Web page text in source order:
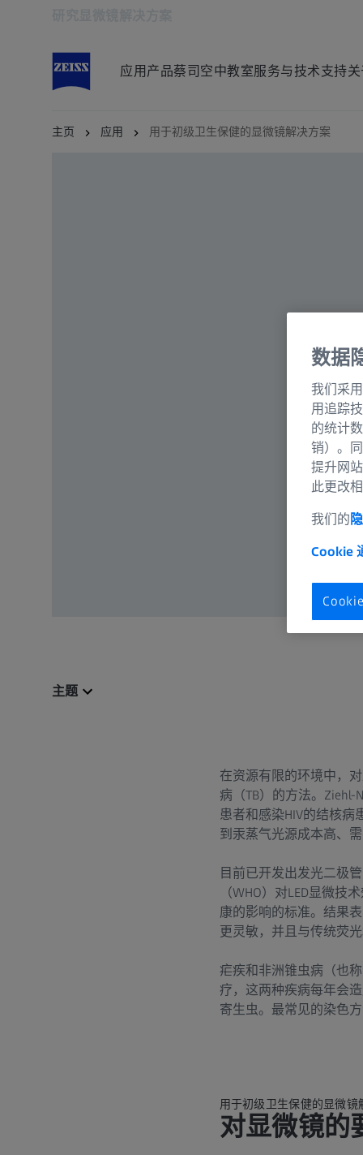
应用 产品蔡司空中教室服务与技术支持
主页 应用 用于初级卫生保健的显微镜解决方案
主题
在资源有限的环境中，
病（TB）的方法。
患者和感染HIV的结核病
到汞蒸气光源成本高、
目前已开发出发光二极
（WHO）对LED显微
康的影响的标准。结果
更灵敏，并且与传统荧
疟疾和非洲锥虫病（也
疗，这两种疾病每年会
寄生虫。最常见的染色
用于初级卫生保健的显微镜
对显微镜的
数据
我们采
用追踪
的统计
销）。
提升网
此更改
我们的
Cookie